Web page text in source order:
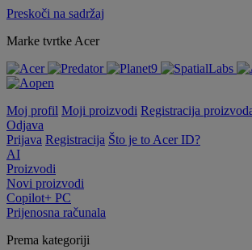
Preskoči na sadržaj
Marke tvrtke Acer
Moj profil Moji proizvodi Registracija
Odjava
Prijava Registracija Što je to Acer ID?
AI
Proizvodi
Novi proizvodi
Copilot+ PC
Prijenosna računala
Prema kategoriji